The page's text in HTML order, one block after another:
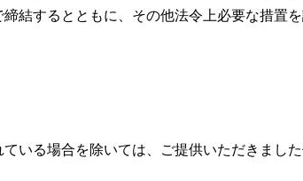
結するとともに、その他法令上必要な措置を
いる場合を除いては、ご提供いただきまし